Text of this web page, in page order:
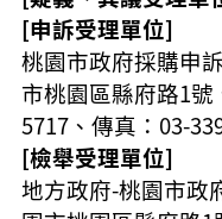
[申訴受理單位]
桃園市政府採購申
市桃園區縣府路1號
5717、傳真：03-
[檢舉受理單位]
地方政府-桃園市政